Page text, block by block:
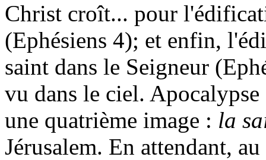
Christ croît... pour
(Ephésiens 4); et enfin,
saint dans le Seigneur
vu dans le ciel.
une quatrième image : la
Jérusalem. En attendant,